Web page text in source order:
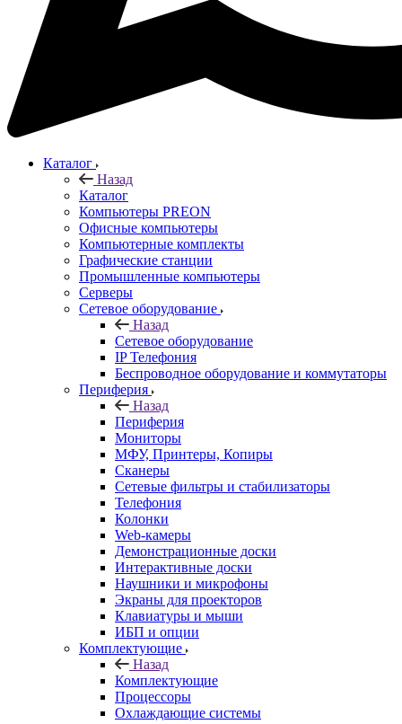
Каталог
Назад
Каталог
Компьютеры PREON
Офисные компьютеры
Компьютерные комплекты
Графические станции
Промышленные компьютеры
Серверы
Сетевое оборудование
Назад
Сетевое оборудование
IP Телефония
Беспроводное оборудование и коммутаторы
Периферия
Назад
Периферия
Мониторы
МФУ, Принтеры, Копиры
Сканеры
Сетевые фильтры и стабилизаторы
Телефония
Колонки
Web-камеры
Демонстрационные доски
Интерактивные доски
Наушники и микрофоны
Экраны для проекторов
Клавиатуры и мыши
ИБП и опции
Комплектующие
Назад
Комплектующие
Процессоры
Охлаждающие системы